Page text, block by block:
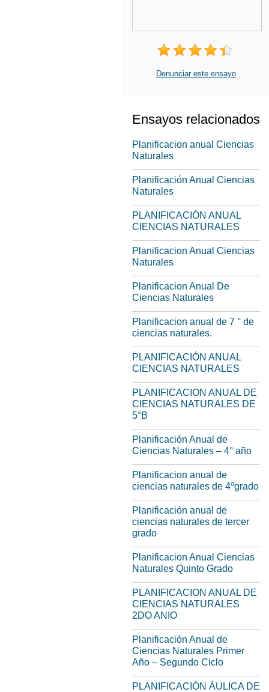
Denunciar este ensayo
Ensayos relacionados
Planificacion anual Ciencias
Naturales
Planificación Anual Ciencias
Naturales
PLANIFICACIÓN ANUAL
CIENCIAS NATURALES
Planificacion Anual Ciencias
Naturales
Planificacion Anual De
Ciencias Naturales
Planificacion anual de 7 ° de
ciencias naturales.
PLANIFICACIÓN ANUAL
CIENCIAS NATURALES
PLANIFICACION ANUAL DE
CIENCIAS NATURALES DE
5°B
Planificación Anual de
Ciencias Naturales – 4° año
Planificacion anual de
ciencias naturales de 4ºgrado
Planificación anual de
ciencias naturales de tercer
grado
Planificacion Anual Ciencias
Naturales Quinto Grado
PLANIFICACION ANUAL DE
CIENCIAS NATURALES
2DO ANIO
Planificación Anual de
Ciencias Naturales Primer
Año – Segundo Ciclo
PLANIFICACIÓN ÁULICA DE